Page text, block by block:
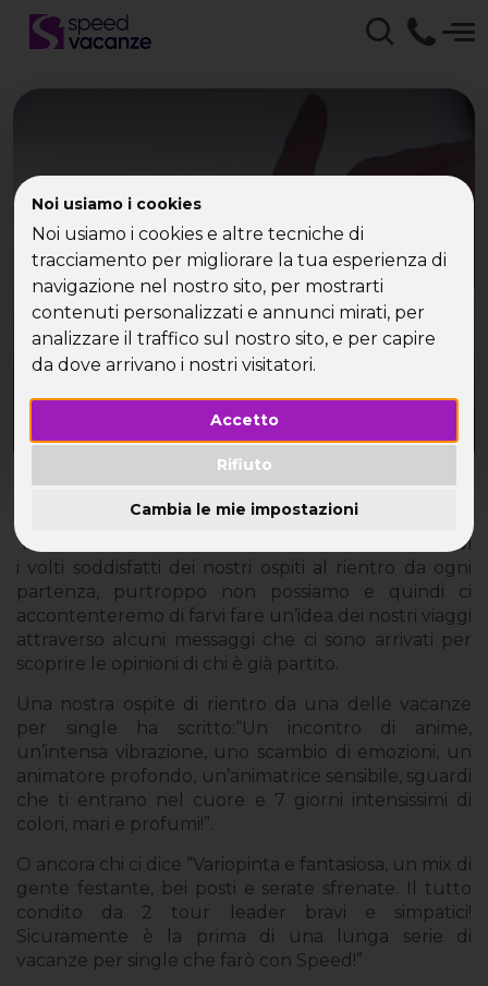
Noi usiamo i cookies
Noi usiamo i cookies e altre tecniche di
tracciamento per migliorare la tua esperienza di
navigazione nel nostro sito, per mostrarti
contenuti personalizzati e annunci mirati, per
analizzare il traffico sul nostro sito, e per capire
da dove arrivano i nostri visitatori.
Accetto
Rifiuto
Cambia le mie impostazioni
Recensioni Speed
Vacanze - Vacanze per
single!
Incontri di anime e scambi di emozioni
Descrivere le vacanze per single in termini
“istituzionali” non sarebbe efficiente come mostrarvi
i volti soddisfatti dei nostri ospiti al rientro da ogni
partenza, purtroppo non possiamo e quindi ci
accontenteremo di farvi fare un’idea dei nostri viaggi
attraverso alcuni messaggi che ci sono arrivati per
scoprire le opinioni di chi è già partito.
Una nostra ospite di rientro da una delle vacanze
per single ha scritto:“Un incontro di anime,
un’intensa vibrazione, uno scambio di emozioni, un
animatore profondo, un’animatrice sensibile, sguardi
che ti entrano nel cuore e 7 giorni intensissimi di
colori, mari e profumi!”.
O ancora chi ci dice “Variopinta e fantasiosa, un mix di
gente festante, bei posti e serate sfrenate. Il tutto
condito da 2 tour leader bravi e simpatici!
Sicuramente è la prima di una lunga serie di
vacanze per single che farò con Speed!”